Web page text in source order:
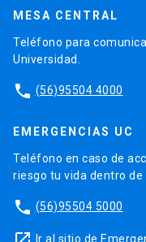
MESA CENTRAL
Teléfono para
Universidad.
phone (56)95504 4000
EMERGENCIAS UC
Teléfono en caso de
riesgo tu vida dentro de
phone (56)95504 5000
Ir al sitio de